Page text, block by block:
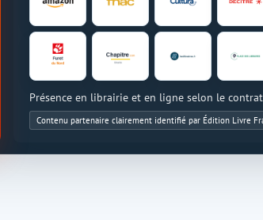
Présence en librairie et en ligne selon le
Contenu partenaire clairement identifié par Édition Livre